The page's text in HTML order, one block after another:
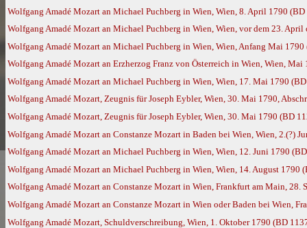
Wolfgang Amadé Mozart an Michael Puchberg in Wien, Wien, 8. April 1790 (BD
Wolfgang Amadé Mozart an Michael Puchberg in Wien, Wien, vor dem 23.
Wolfgang Amadé Mozart an Michael Puchberg in Wien, Wien, Anfang Mai
Wolfgang Amadé Mozart an Erzherzog Franz von Österreich in Wien, Wien,
Wolfgang Amadé Mozart an Michael Puchberg in Wien, Wien, 17. Mai 1790
Wolfgang Amadé Mozart, Zeugnis für Joseph Eybler, Wien, 30. Mai 1790,
Wolfgang Amadé Mozart, Zeugnis für Joseph Eybler, Wien, 30. Mai 1790 (BD
Wolfgang Amadé Mozart an Constanze Mozart in Baden bei Wien, Wien, 2.(?)
Wolfgang Amadé Mozart an Michael Puchberg in Wien, Wien, 12. Juni 1790
Wolfgang Amadé Mozart an Michael Puchberg in Wien, Wien, 14. August 1790
Wolfgang Amadé Mozart an Constanze Mozart in Wien, Frankfurt am Main, 28.
Wolfgang Amadé Mozart an Constanze Mozart in Wien oder Baden bei Wien,
Wolfgang Amadé Mozart, Schuldverschreibung, Wien, 1. Oktober 1790 (BD